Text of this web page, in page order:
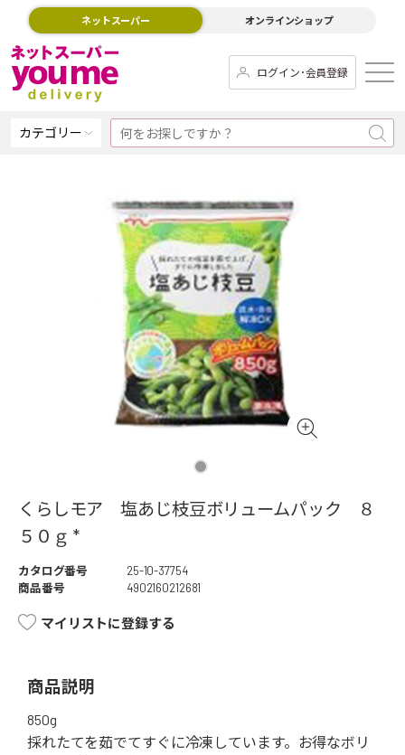
ネットスーパー オンラインショップ
ログイン･会員登録
カテゴリー
くらしモア 塩あじ枝豆ボリュームパック ８
５０ｇ *
カタログ番号
25-10-37754
商品番号
4902160212681
マイリストに登録する
商品説明
850g
採れたてを茹でてすぐに冷凍しています。お得なボリ